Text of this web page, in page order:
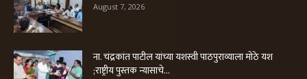
August 7, 2026
ना. चंद्रकांत पाटील यांच्या यशस्वी पाठपुराव्याला मोठे यश
;राष्ट्रीय पुस्तक न्यासाचे...